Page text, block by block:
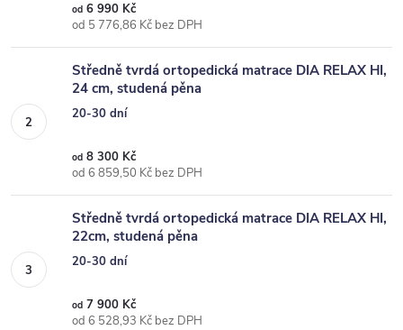
od 6 990 Kč
od 5 776,86 Kč bez DPH
Středně tvrdá ortopedická matrace DIA RELAX HI,
24 cm, studená pěna
20-30 dní
od 8 300 Kč
od 6 859,50 Kč bez DPH
Středně tvrdá ortopedická matrace DIA RELAX HI,
22cm, studená pěna
20-30 dní
od 7 900 Kč
od 6 528,93 Kč bez DPH